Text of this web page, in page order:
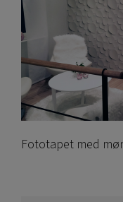
Fototapet med